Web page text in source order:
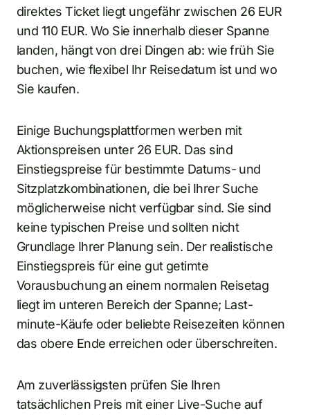
direktes Ticket liegt ungefähr zwischen 26 EUR
und 110 EUR. Wo Sie innerhalb dieser Spanne
landen, hängt von drei Dingen ab: wie früh Sie
buchen, wie flexibel Ihr Reisedatum ist und wo
Sie kaufen.
Einige Buchungsplattformen werben mit
Aktionspreisen unter 26 EUR. Das sind
Einstiegspreise für bestimmte Datums- und
Sitzplatzkombinationen, die bei Ihrer Suche
möglicherweise nicht verfügbar sind. Sie sind
keine typischen Preise und sollten nicht
Grundlage Ihrer Planung sein. Der realistische
Einstiegspreis für eine gut getimte
Vorausbuchung an einem normalen Reisetag
liegt im unteren Bereich der Spanne; Last-
minute-Käufe oder beliebte Reisezeiten können
das obere Ende erreichen oder überschreiten.
Am zuverlässigsten prüfen Sie Ihren
tatsächlichen Preis mit einer Live-Suche auf